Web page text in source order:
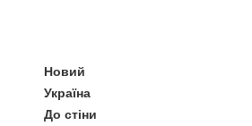
Новий
Україна
До стіни